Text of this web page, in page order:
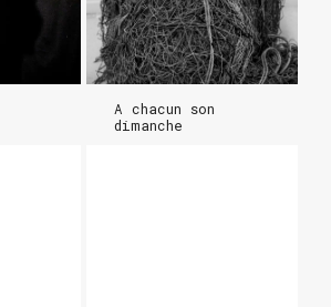
A chacun son
dimanche